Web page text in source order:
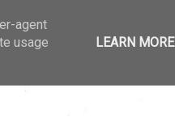
agent
usage
LEARN MORE